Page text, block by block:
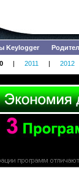
Keylogger
| 2011 | 2012